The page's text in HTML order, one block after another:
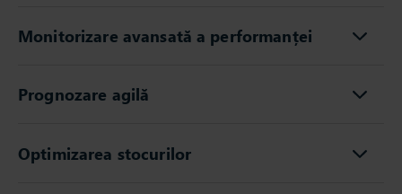
Monitorizare avansată a performanței
Prognozare agilă
Optimizarea stocurilor